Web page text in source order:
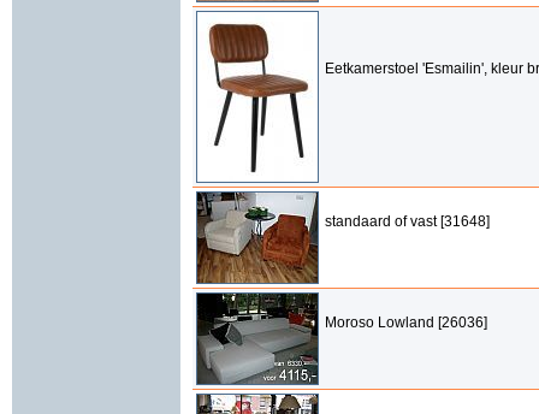
Eetkamerstoel 'Esmailin', kleur
standaard of vast [31648]
Moroso Lowland [26036]